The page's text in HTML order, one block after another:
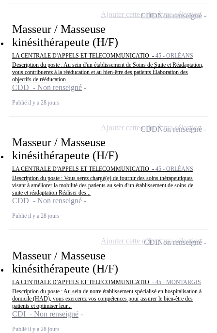
Masseur / Masseuse
kinésithérapeute (H/F)
LA CENTRALE D'APPELS ET TELECOMMUNICATIO - 45 - ORLÉANS
Description du poste : Au sein d'un établissement de Soins de Suite et Réadaptation,
vous contribuerez à la rééducation et au bien-être des patients Élaboration des
objectifs de rééducation...
CDD - Non renseigné
Publié il y a 28 jours
CDDNon renseigné
Ajouter cette offre à ma sélection
Masseur / Masseuse
kinésithérapeute (H/F)
LA CENTRALE D'APPELS ET TELECOMMUNICATIO - 45 - ORLÉANS
Description du poste : Vous serez chargé(e) de fournir des soins thérapeutiques
visant à améliorer la mobilité des patients au sein d'un établissement de soins de
suite et réadaptation Réaliser des...
CDD - Non renseigné
Publié il y a 28 jours
CDDNon renseigné
Ajouter cette offre à ma sélection
Masseur / Masseuse
kinésithérapeute (H/F)
LA CENTRALE D'APPELS ET TELECOMMUNICATIO - 45 - MONTARGIS
Description du poste : Au sein de notre établissement spécialisé en hospitalisation à
domicile (HAD), vous exercerez vos compétences pour assurer le bien-être des
patients et optimiser leur...
CDI - Non renseigné
Publié il y a 28 jours
CDINon renseigné
Ajouter cette offre à ma sélection